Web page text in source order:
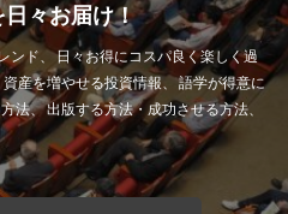
々お届け！
ンド、 日々お得にコスパ良く楽しく過
産を増やせる投資情報、 語学が得意に
法、 出版する方法・成功させる方法、